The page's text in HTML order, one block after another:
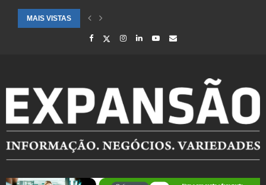
MAIS VISTAS
SAÚDE ALERTA PARA AUMENTO DE CASOS DE SÍNDROME GRIPAL